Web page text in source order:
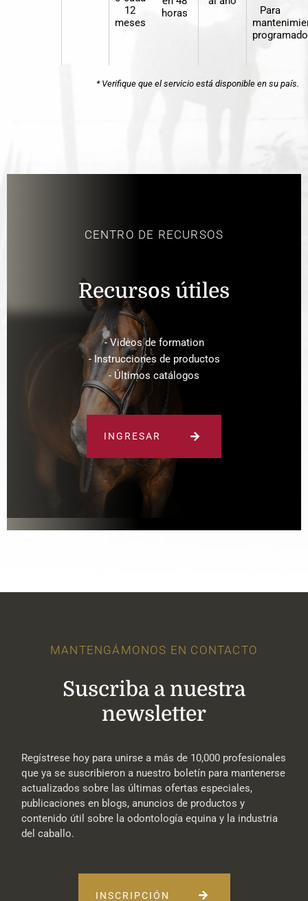
12
meses
horas
Para
programado
* Verifique que el servicio está disponible en su país.
CENTRO DE RECURSOS
Recursos útiles
- Vidėos de formation
- Instrucciones de productos
- Últimos catálogos
INGRESAR
MANTENGÁMONOS EN CONTACTO
Suscriba a nuestra
newsletter
Regístrese hoy para unirse a más de 10,000 profesionales
que ya se suscribieron a nuestro boletín para mantenerse
actualizados sobre las últimas ofertas especiales,
publicaciones en blogs, anuncios de productos y
contenido útil sobre la odontología equina y la industria
del caballo.
INSCRIPCIÓN